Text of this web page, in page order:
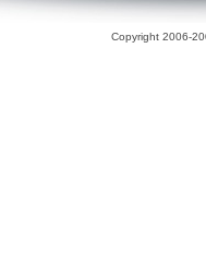
Copyright 2006-